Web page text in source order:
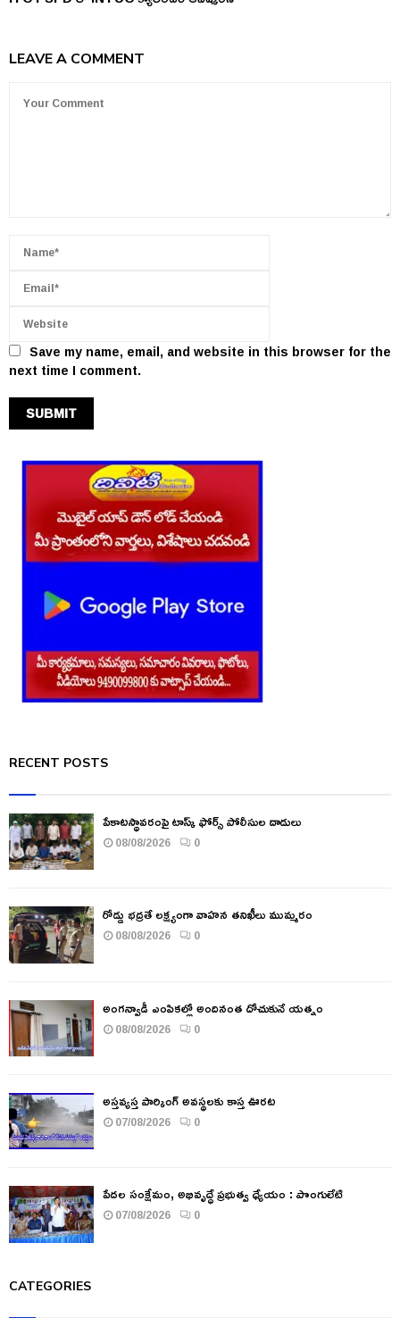
LEAVE A COMMENT
Save my name, email, and website in this browser for the
next time I comment.
RECENT POSTS
పేకాటస్థావరంపై టాస్క్ ఫోర్స్ పోలీసుల దాడులు
08/08/2026 0
రోడ్డు భద్రతే లక్ష్యంగా వాహన తనిఖీలు ముమ్మరం
08/08/2026 0
అంగన్వాడీ ఎంపికల్లో అందినంత దోచుకునే యత్నం
08/08/2026 0
అస్తవ్యస్త పార్కింగ్ అవస్థలకు కాస్త ఊరట
07/08/2026 0
పేదల సంక్షేమం, అభివృద్ధే ప్రభుత్వ ధ్యేయం : పొంగులేటి
07/08/2026 0
CATEGORIES